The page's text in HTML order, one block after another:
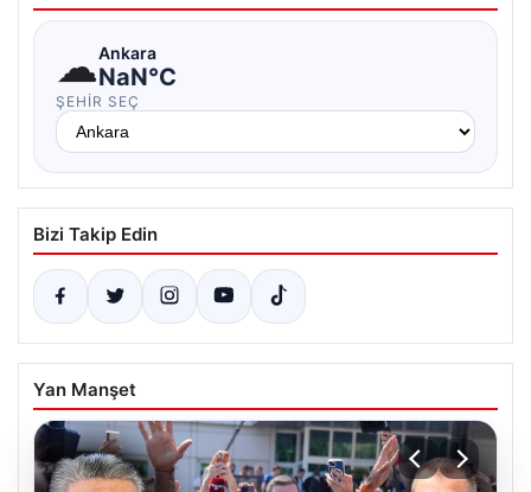
☁Ankara
NaN°C
ŞEHIR SEÇ
Bizi Takip Edin
Yan Manşet